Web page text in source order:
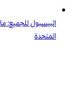
البيسبول للجميع: ما
المتحدة